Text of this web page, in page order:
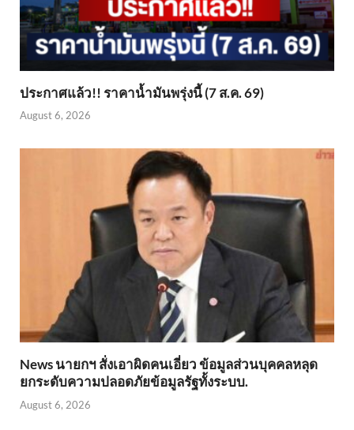
ประกาศแล้ว!! ราคาน้ำมันพรุ่งนี้ (7 ส.ค. 69)
August 6, 2026
News นายกฯ สั่งเอาผิดคนเอี่ยว ข้อมูลส่วนบุคคลหลุด
ยกระดับความปลอดภัยข้อมูลรัฐทั้งระบบ.
August 6, 2026